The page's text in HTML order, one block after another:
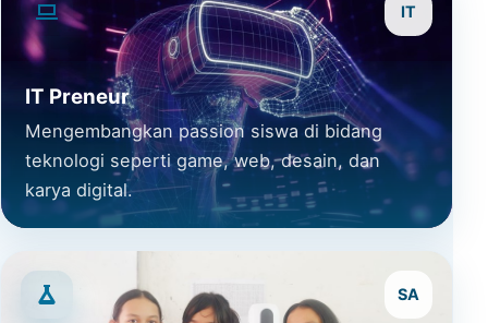
IT
IT Preneur
Mengembangkan passion siswa di bidang
teknologi seperti game, web, desain, dan
karya digital.
SA